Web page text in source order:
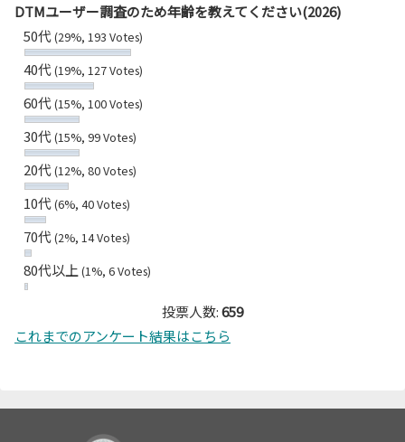
DTMユーザー調査のため年齢を教えてください(2026)
50代(29%, 193 Votes)
40代(19%, 127 Votes)
60代(15%, 100 Votes)
30代(15%, 99 Votes)
20代(12%, 80 Votes)
10代(6%, 40 Votes)
70代(2%, 14 Votes)
80代以上 (1%, 6 Votes)
投票人数:659
これまでのアンケート結果はこちら